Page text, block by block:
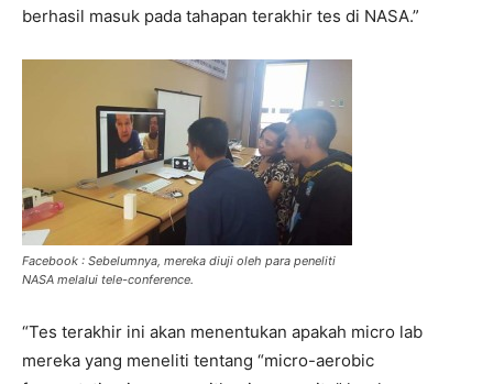
berhasil masuk pada tahapan terakhir tes di NASA.”
Facebook : Sebelumnya, mereka diuji oleh para peneliti
NASA melalui tele-conference.
“Tes terakhir ini akan menentukan apakah micro lab
mereka yang meneliti tentang “micro-aerobic